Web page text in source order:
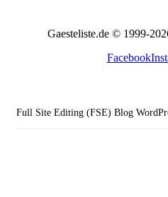
Gaesteliste.de © 1999-
Facebook
Full Site Editing (FSE) Blog